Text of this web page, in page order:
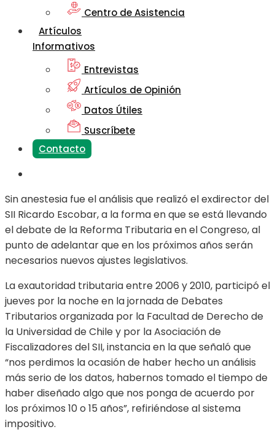
Centro de Asistencia
Artículos
Informativos
Entrevistas
Artículos de Opinión
Datos Útiles
Suscríbete
Contacto
Sin anestesia fue el análisis que realizó el exdirector del
SII Ricardo Escobar, a la forma en que se está llevando
el debate de la Reforma Tributaria en el Congreso, al
punto de adelantar que en los próximos años serán
necesarios nuevos ajustes legislativos.
La exautoridad tributaria entre 2006 y 2010, participó el
jueves por la noche en la jornada de Debates
Tributarios organizada por la Facultad de Derecho de
la Universidad de Chile y por la Asociación de
Fiscalizadores del SII, instancia en la que señaló que
“nos perdimos la ocasión de haber hecho un análisis
más serio de los datos, habernos tomado el tiempo de
haber diseñado algo que nos ponga de acuerdo por
los próximos 10 o 15 años”, refiriéndose al sistema
impositivo.